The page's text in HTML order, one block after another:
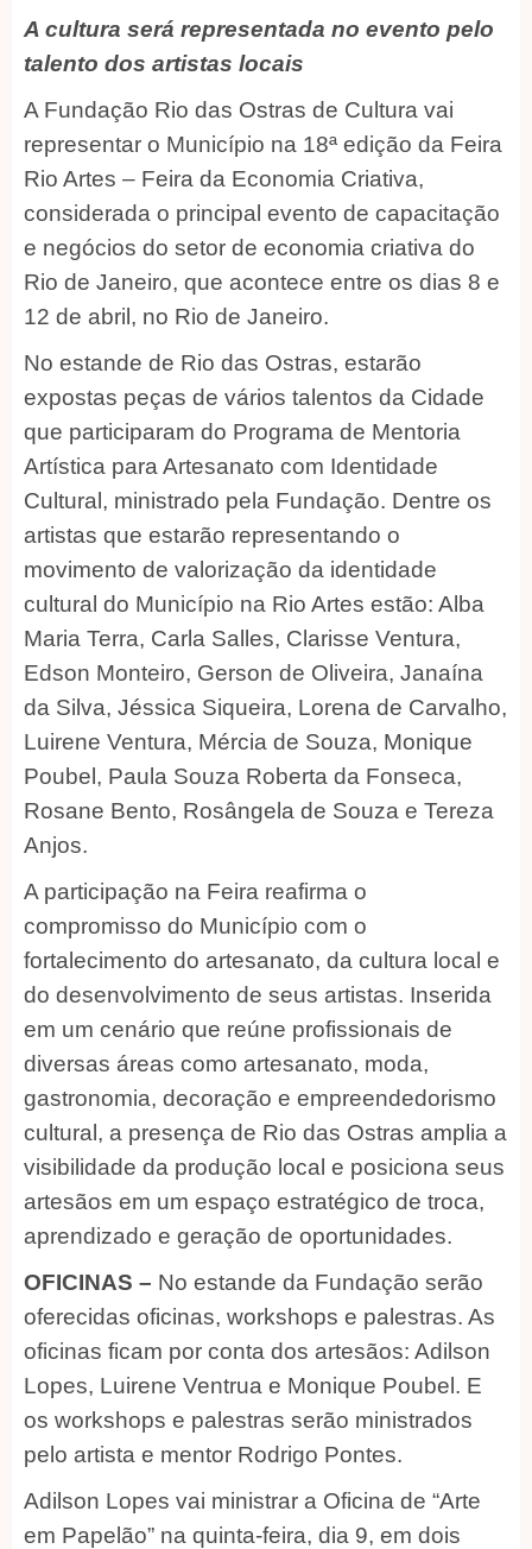
A cultura será representada no evento pelo
talento dos artistas locais
A Fundação Rio das Ostras de Cultura vai
representar o Município na 18ª edição da Feira
Rio Artes – Feira da Economia Criativa,
considerada o principal evento de capacitação
e negócios do setor de economia criativa do
Rio de Janeiro, que acontece entre os dias 8 e
12 de abril, no Rio de Janeiro.
No estande de Rio das Ostras, estarão
expostas peças de vários talentos da Cidade
que participaram do Programa de Mentoria
Artística para Artesanato com Identidade
Cultural, ministrado pela Fundação. Dentre os
artistas que estarão representando o
movimento de valorização da identidade
cultural do Município na Rio Artes estão: Alba
Maria Terra, Carla Salles, Clarisse Ventura,
Edson Monteiro, Gerson de Oliveira, Janaína
da Silva, Jéssica Siqueira, Lorena de Carvalho,
Luirene Ventura, Mércia de Souza, Monique
Poubel, Paula Souza Roberta da Fonseca,
Rosane Bento, Rosângela de Souza e Tereza
Anjos.
A participação na Feira reafirma o
compromisso do Município com o
fortalecimento do artesanato, da cultura local e
do desenvolvimento de seus artistas. Inserida
em um cenário que reúne profissionais de
diversas áreas como artesanato, moda,
gastronomia, decoração e empreendedorismo
cultural, a presença de Rio das Ostras amplia a
visibilidade da produção local e posiciona seus
artesãos em um espaço estratégico de troca,
aprendizado e geração de oportunidades.
OFICINAS – No estande da Fundação serão
oferecidas oficinas, workshops e palestras. As
oficinas ficam por conta dos artesãos: Adilson
Lopes, Luirene Ventrua e Monique Poubel. E
os workshops e palestras serão ministrados
pelo artista e mentor Rodrigo Pontes.
Adilson Lopes vai ministrar a Oficina de “Arte
em Papelão” na quinta-feira, dia 9, em dois